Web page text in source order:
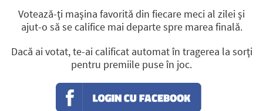
Votează-ţi maşina favorită din fiecare meci al zilei şi
ajut-o să se califice mai departe spre marea finală.
Dacă ai votat, te-ai calificat automat în tragerea la sorţi
pentru premiile puse în joc.